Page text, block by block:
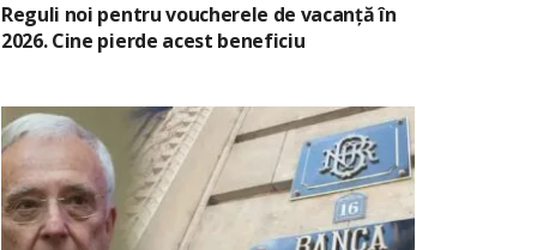
Reguli noi pentru voucherele de vacanță în
2026. Cine pierde acest beneficiu